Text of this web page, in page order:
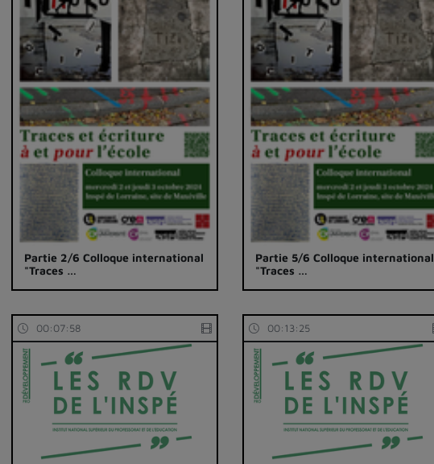
Partie 2/6 Colloque international
"Traces …
Partie 5/6 Colloque international
"Traces …
00:07:58 00:13:25